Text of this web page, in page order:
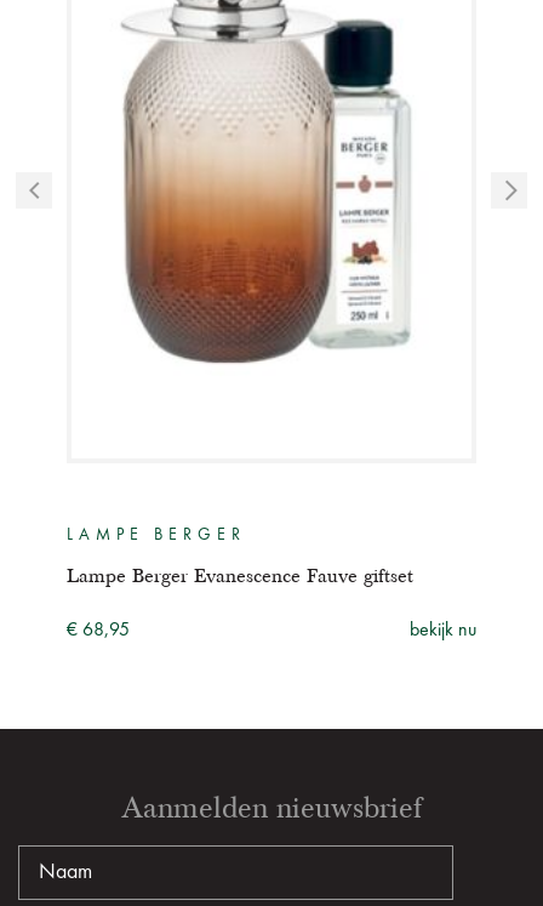
LAMPE BERGER
Lampe Berger Evanescence Fauve giftset
€ 68,95 bekijk nu
Aanmelden nieuwsbrief